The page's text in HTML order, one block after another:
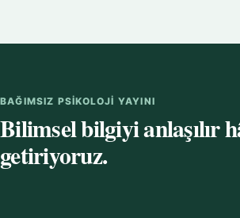
BAĞIMSIZ PSIKOLOJI YAYINI
Bilimsel bilgiyi anlaşılır
getiriyoruz.